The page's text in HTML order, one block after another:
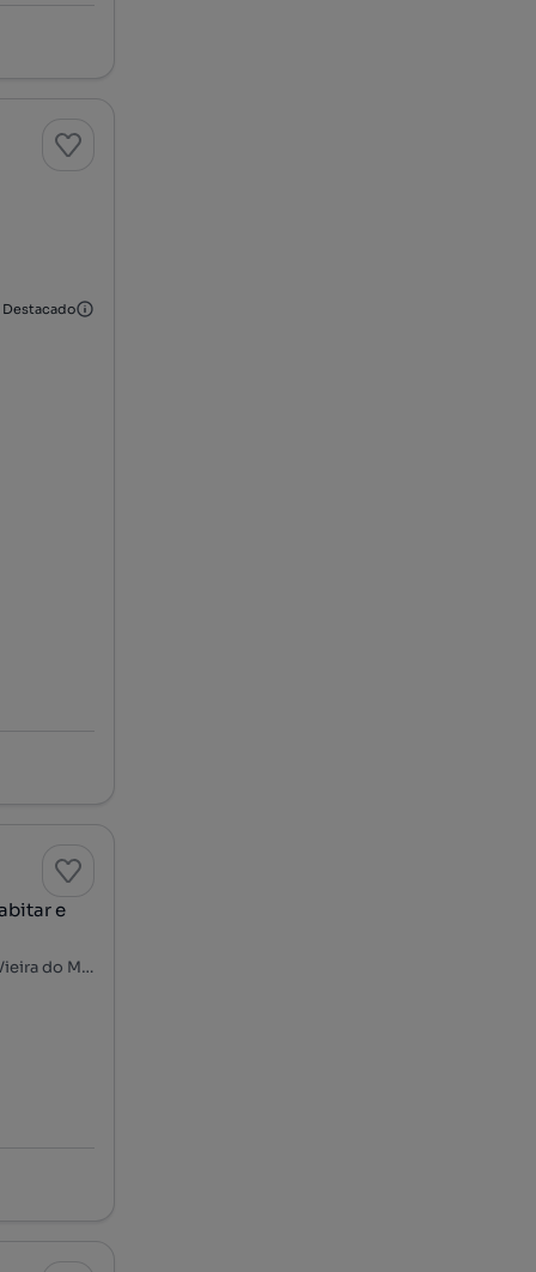
Destacado
e
Rua Central de Salamonde - Alamela e Além Rio, Salamonde, Vieira do Minho, Braga